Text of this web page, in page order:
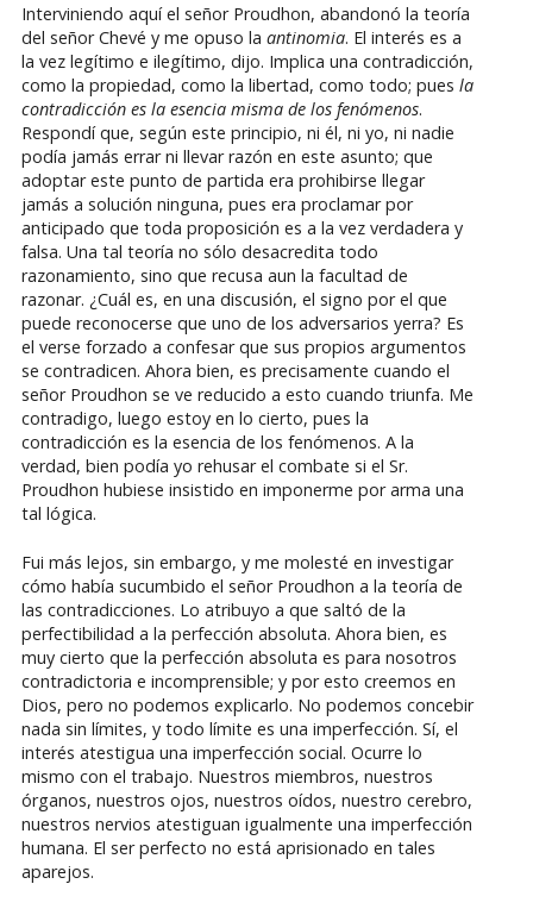
Interviniendo aquí el señor Proudhon, abandonó la teoría
del señor Chevé y me opuso la antinomia. El interés es a
la vez legítimo e ilegítimo, dijo. Implica una contradicción,
como la propiedad, como la libertad, como todo; pues la
contradicción es la esencia misma de los fenómenos.
Respondí que, según este principio, ni él, ni yo, ni nadie
podía jamás errar ni llevar razón en este asunto; que
adoptar este punto de partida era prohibirse llegar
jamás a solución ninguna, pues era proclamar por
anticipado que toda proposición es a la vez verdadera y
falsa. Una tal teoría no sólo desacredita todo
razonamiento, sino que recusa aun la facultad de
razonar. ¿Cuál es, en una discusión, el signo por el que
puede reconocerse que uno de los adversarios yerra? Es
el verse forzado a confesar que sus propios argumentos
se contradicen. Ahora bien, es precisamente cuando el
señor Proudhon se ve reducido a esto cuando triunfa. Me
contradigo, luego estoy en lo cierto, pues la
contradicción es la esencia de los fenómenos. A la
verdad, bien podía yo rehusar el combate si el Sr.
Proudhon hubiese insistido en imponerme por arma una
tal lógica.
Fui más lejos, sin embargo, y me molesté en investigar
cómo había sucumbido el señor Proudhon a la teoría de
las contradicciones. Lo atribuyo a que saltó de la
perfectibilidad a la perfección absoluta. Ahora bien, es
muy cierto que la perfección absoluta es para nosotros
contradictoria e incomprensible; y por esto creemos en
Dios, pero no podemos explicarlo. No podemos concebir
nada sin límites, y todo límite es una imperfección. Sí, el
interés atestigua una imperfección social. Ocurre lo
mismo con el trabajo. Nuestros miembros, nuestros
órganos, nuestros ojos, nuestros oídos, nuestro cerebro,
nuestros nervios atestiguan igualmente una imperfección
humana. El ser perfecto no está aprisionado en tales
aparejos.